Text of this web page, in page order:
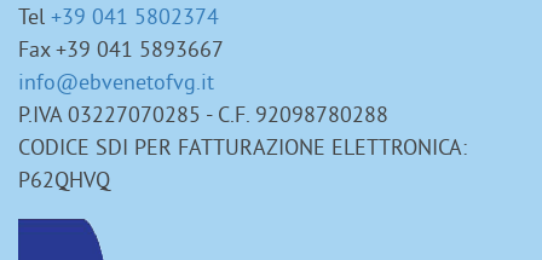
Tel +39 041 5802374
Fax +39 041 5893667
info@ebvenetofvg.it
P.IVA 03227070285 - C.F. 92098780288
CODICE SDI PER FATTURAZIONE ELETTRONICA:
P62QHVQ